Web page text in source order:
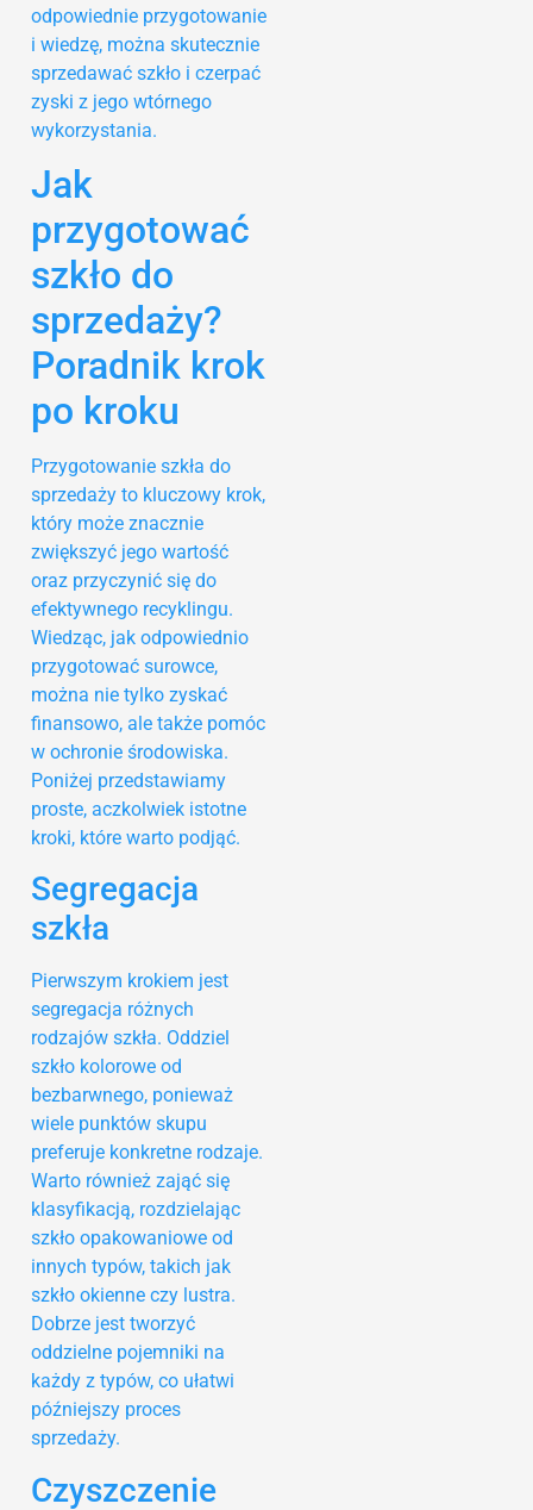
odpowiednie przygotowanie
i wiedzę, można skutecznie
sprzedawać szkło i czerpać
zyski z jego wtórnego
wykorzystania.
Jak
przygotować
szkło do
sprzedaży?
Poradnik krok
po kroku
Przygotowanie szkła do
sprzedaży to kluczowy krok,
który może znacznie
zwiększyć jego wartość
oraz przyczynić się do
efektywnego recyklingu.
Wiedząc, jak odpowiednio
przygotować surowce,
można nie tylko zyskać
finansowo, ale także pomóc
w ochronie środowiska.
Poniżej przedstawiamy
proste, aczkolwiek istotne
kroki, które warto podjąć.
Segregacja
szkła
Pierwszym krokiem jest
segregacja różnych
rodzajów szkła. Oddziel
szkło kolorowe od
bezbarwnego, ponieważ
wiele punktów skupu
preferuje konkretne rodzaje.
Warto również zająć się
klasyfikacją, rozdzielając
szkło opakowaniowe od
innych typów, takich jak
szkło okienne czy lustra.
Dobrze jest tworzyć
oddzielne pojemniki na
każdy z typów, co ułatwi
późniejszy proces
sprzedaży.
Czyszczenie